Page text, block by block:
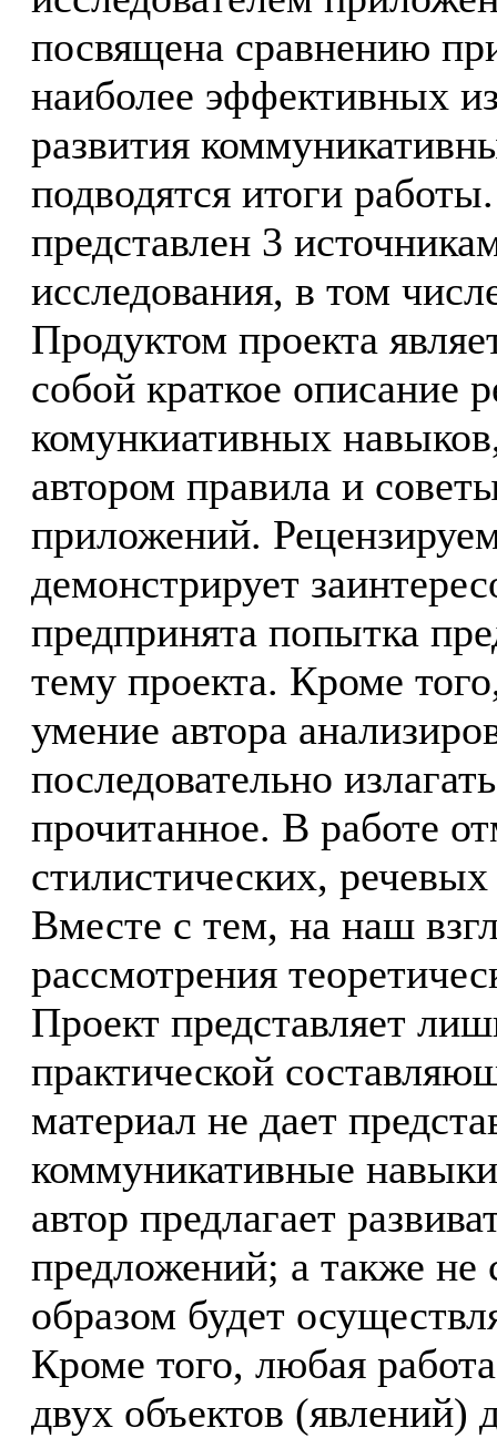
посвящена сравнению
наиболее эффективных
развития
подводятся итоги
представлен 3
исследования, в том
Продуктом проекта
собой краткое описание
комункиативных
автором правила и
приложений.
демонстрирует
предпринята попытка
тему проекта. Кроме
умение автора
последовательно
прочитанное. В работе
стилистических,
Вместе с тем, на наш
рассмотрения
Проект представляет
практической
материал не дает
коммуникативные
автор предлагает
предложений; а также не
образом будет
Кроме того, любая
двух объектов (явлений)